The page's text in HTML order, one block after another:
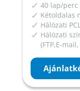
40 lap/perc
Kétoldalas
Hálózati
Hálózati
(FTP,E-